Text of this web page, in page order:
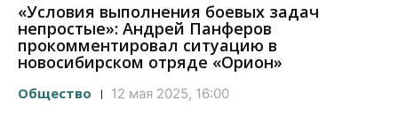
«Условия выполнения боевых задач
непростые»: Андрей Панферов
прокомментировал ситуацию в
новосибирском отряде «Орион»
Общество 12 мая 2025, 16:00